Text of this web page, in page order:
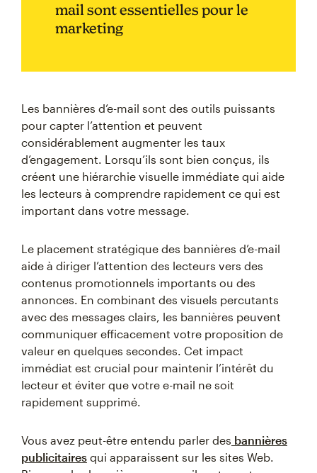
mail sont essentielles pour le
marketing
Les bannières d’e-mail sont des outils puissants
pour capter l’attention et peuvent
considérablement augmenter les taux
d’engagement. Lorsqu’ils sont bien conçus, ils
créent une hiérarchie visuelle immédiate qui aide
les lecteurs à comprendre rapidement ce qui est
important dans votre message.
Le placement stratégique des bannières d’e-mail
aide à diriger l’attention des lecteurs vers des
contenus promotionnels importants ou des
annonces. En combinant des visuels percutants
avec des messages clairs, les bannières peuvent
communiquer efficacement votre proposition de
valeur en quelques secondes. Cet impact
immédiat est crucial pour maintenir l’intérêt du
lecteur et éviter que votre e-mail ne soit
rapidement supprimé.
Vous avez peut-être entendu parler des bannières
publicitaires qui apparaissent sur les sites Web.